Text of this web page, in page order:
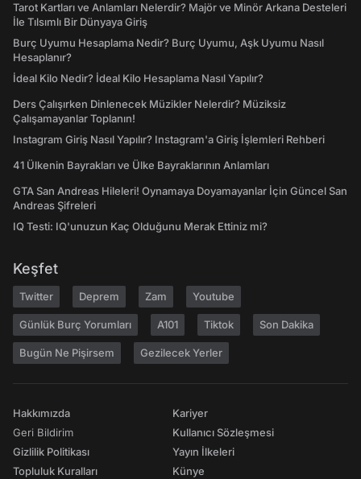
Tarot Kartları ve Anlamları Nelerdir? Majör ve Minör Arkana Desteleri
İle Tılsımlı Bir Dünyaya Giriş
Burç Uyumu Hesaplama Nedir? Burç Uyumu, Aşk Uyumu Nasıl
Hesaplanır?
İdeal Kilo Nedir? İdeal Kilo Hesaplama Nasıl Yapılır?
Ders Çalışırken Dinlenecek Müzikler Nelerdir? Müziksiz
Çalışamayanlar Toplanın!
Instagram Giriş Nasıl Yapılır? Instagram'a Giriş İşlemleri Rehberi
41 Ülkenin Bayrakları ve Ülke Bayraklarının Anlamları
GTA San Andreas Hileleri! Oynamaya Doyamayanlar İçin Güncel San
Andreas Şifreleri
IQ Testi: IQ'unuzun Kaç Olduğunu Merak Ettiniz mi?
Keşfet
Twitter Deprem Zam Youtube
Günlük Burç Yorumları A101 Tiktok Son Dakika
Bugün Ne Pişirsem Gezilecek Yerler
Hakkımızda
Geri Bildirim
Gizlilik Politikası
Topluluk Kuralları
Kariyer
Kullanıcı Sözleşmesi
Yayın İlkeleri
Künye